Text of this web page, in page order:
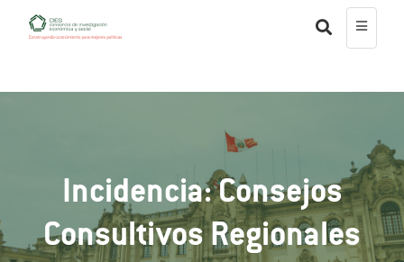
Incidencia: Consejos
Consultivos Regionales